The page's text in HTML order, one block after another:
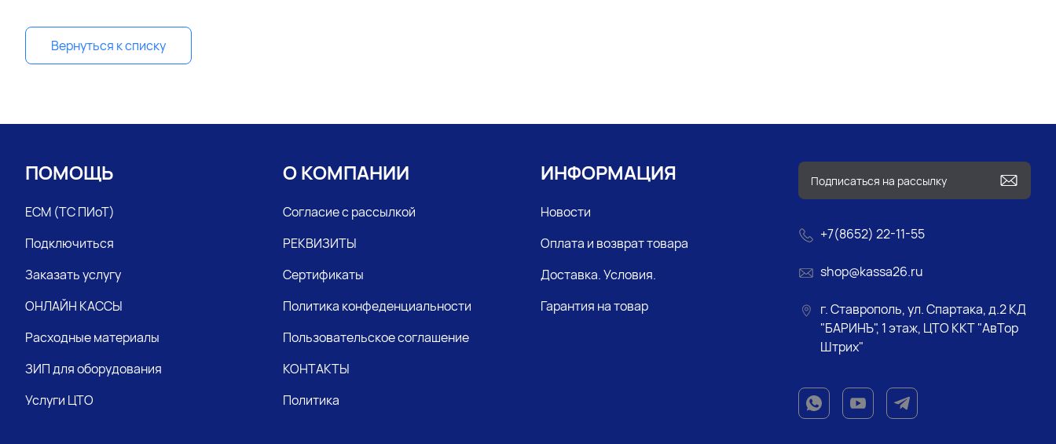
Вернуться к списку
ПОМОЩЬ
ЕСМ (ТС ПИоТ)
Подключиться
Заказать услугу
ОНЛАЙН КАССЫ
Расходные материалы
ЗИП для оборудования
Услуги ЦТО
+7(8652) 22-11-55
shop@kassa26.ru
г. Ставрополь, ул. Спартака, д.2 КД
"БАРИНЪ", 1 этаж, ЦТО ККТ "АвТор
Штрих"
О КОМПАНИИ
Согласие с рассылкой
РЕКВИЗИТЫ
Сертификаты
Политика конфеденциальности
Пользовательское соглашение
КОНТАКТЫ
Политика
ИНФОРМАЦИЯ
Новости
Оплата и возврат товара
Доставка. Условия.
Гарантия на товар